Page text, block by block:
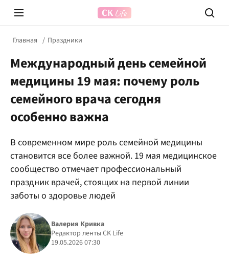
Главная Праздники
Международный день семейной
медицины 19 мая: почему роль
семейного врача сегодня
особенно важна
В современном мире роль семейной медицины
становится все более важной. 19 мая медицинское
сообщество отмечает профессиональный
праздник врачей, стоящих на первой линии
заботы о здоровье людей
Валерия Кривка
Редактор ленты CK Life
19.05.2026 07:30